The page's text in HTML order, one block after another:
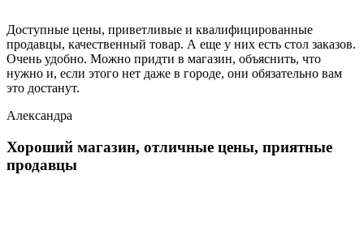
Доступные цены, приветливые и квалифицированные
продавцы, качественный товар. А еще у них есть стол заказов.
Очень удобно. Можно придти в магазин, объяснить, что
нужно и, если этого нет даже в городе, они обязательно вам
это достанут.
Александра
Хороший магазин, отличные цены, приятные
продавцы